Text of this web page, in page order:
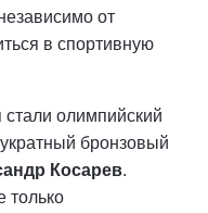
от
в спортивную
олимпийский
бронзовый
Косарев.
только